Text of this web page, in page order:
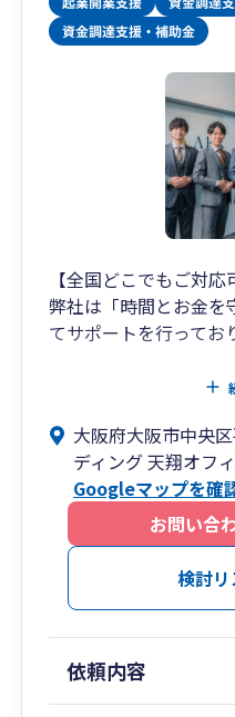
【全国どこでもご対応
弊社は「時間とお金を
てサポートを行ってお
税務相談・税務業務は
させていただき、会計
事務作業の簡素化をし
長期的な事業計画、
緒に作成し、融資や
し”キャッシュフロー
ポート可能です。
大阪府大阪市中央
ディング 天翔オフ
Googleマップを確
お問い合
検討
依頼内容